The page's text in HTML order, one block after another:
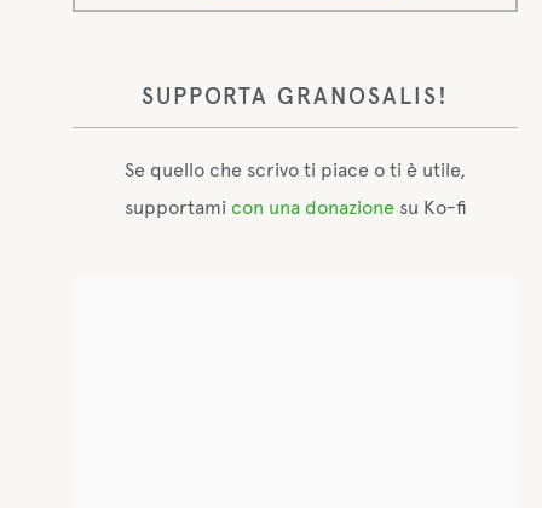
SUPPORTA GRANOSALIS!
Se quello che scrivo ti piace o ti è utile,
supportami con una donazionesu Ko-fi